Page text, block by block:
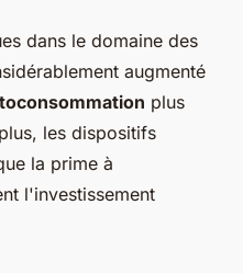
dans le domaine des
augmenté
plus
les dispositifs
la prime à
l'investissement